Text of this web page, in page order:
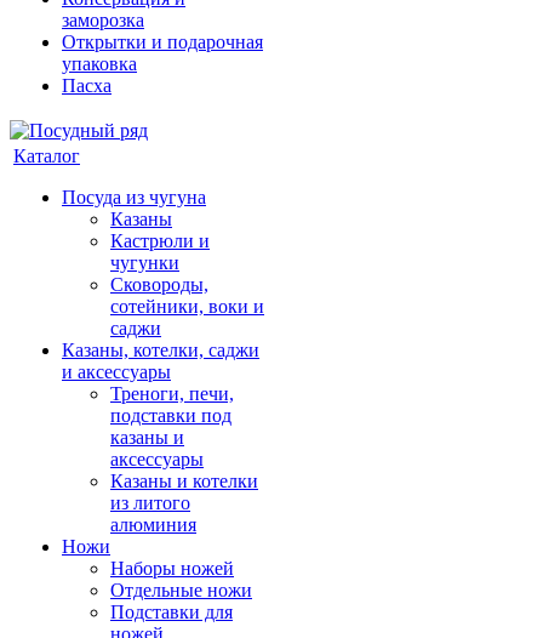
заморозка
Открытки и подарочная
упаковка
Пасха
Каталог
Посуда из чугуна
Казаны
Кастрюли и
чугунки
Сковороды,
сотейники, воки и
саджи
Казаны, котелки, саджи
и аксессуары
Треноги, печи,
подставки под
казаны и
аксессуары
Казаны и котелки
из литого
алюминия
Ножи
Наборы ножей
Отдельные ножи
Подставки для
ножей